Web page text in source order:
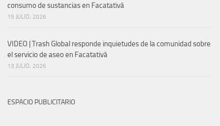
consumo de sustancias en Facatativá
15 JULIO, 2026
VIDEO | Trash Global responde inquietudes de la comunidad sobre
el servicio de aseo en Facatativá
13 JULIO, 2026
ESPACIO PUBLICITARIO